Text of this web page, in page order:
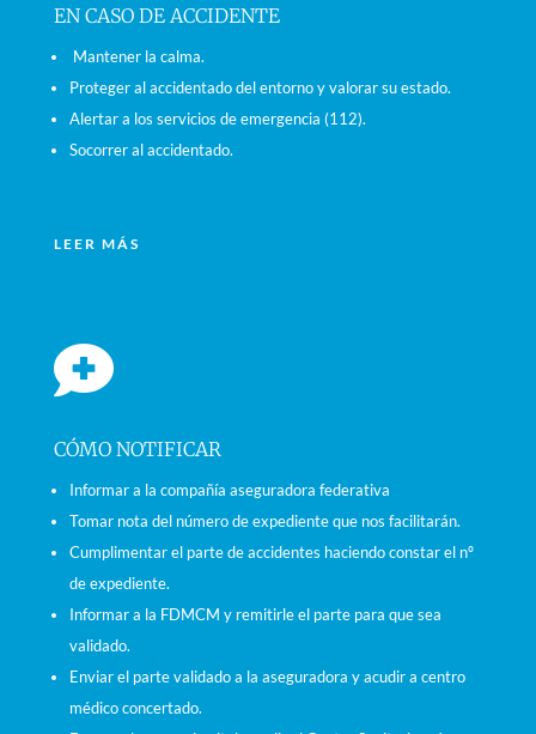
EN CASO DE ACCIDENTE
Mantener la calma.
Proteger al accidentado del entorno y valorar su estado.
Alertar a los servicios de emergencia (112).
Socorrer al accidentado.
LEER MÁS

CÓMO NOTIFICAR
Informar a la compañía aseguradora federativa
Tomar nota del número de expediente que nos facilitarán.
Cumplimentar el parte de accidentes haciendo constar el nº
de expediente.
Informar a la FDMCM y remitirle el parte para que sea
validado.
Enviar el parte validado a la aseguradora y acudir a centro
médico concertado.